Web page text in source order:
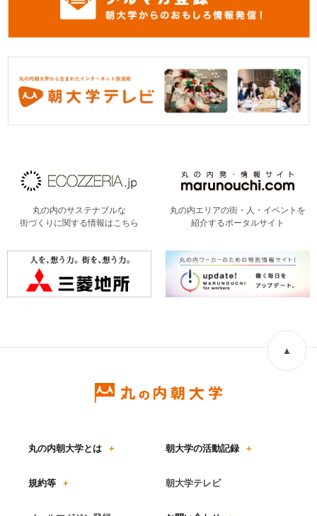
丸の内のサステナブルな
街づくりに関する情報はこちら
丸の内エリアの街・人・イベントを
紹介するポータルサイト
▲
丸の内朝大学とは + 朝大学の活動記録 +
規約等 + 朝大学テレビ